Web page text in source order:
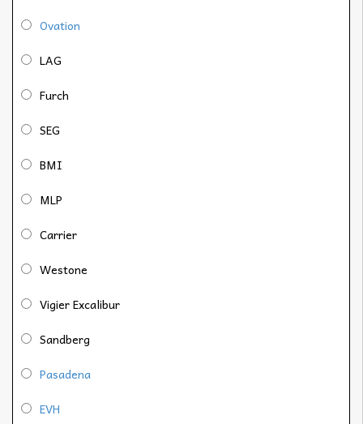
Ovation
LAG
Furch
SEG
BMI
MLP
Carrier
Westone
Vigier Excalibur
Sandberg
Pasadena
EVH